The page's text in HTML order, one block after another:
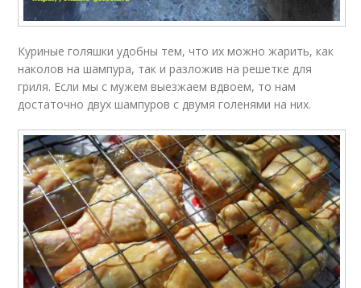
Куриные голяшки удобны тем, что их можно жарить, как
наколов на шампура, так и разложив на решетке для
гриля. Если мы с мужем выезжаем вдвоем, то нам
достаточно двух шампуров с двумя голенями на них.